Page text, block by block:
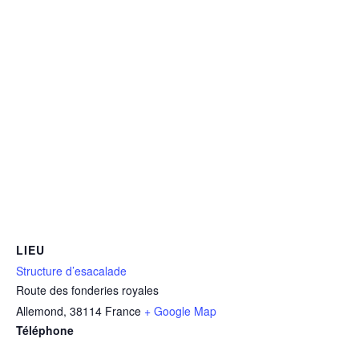
LIEU
Structure d’esacalade
Route des fonderies royales
Allemond, 38114 France + Google Map
Téléphone